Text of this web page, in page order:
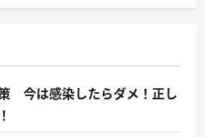
今は感染したらダメ！正し